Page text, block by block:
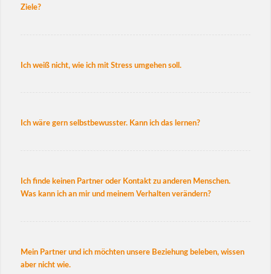
Ziele?
Ich weiß nicht, wie ich mit Stress umgehen soll.
Ich wäre gern selbstbewusster. Kann ich das lernen?
Ich finde keinen Partner oder Kontakt zu anderen Menschen.
Was kann ich an mir und meinem Verhalten verändern?
Mein Partner und ich möchten unsere Beziehung beleben, wissen
aber nicht wie.